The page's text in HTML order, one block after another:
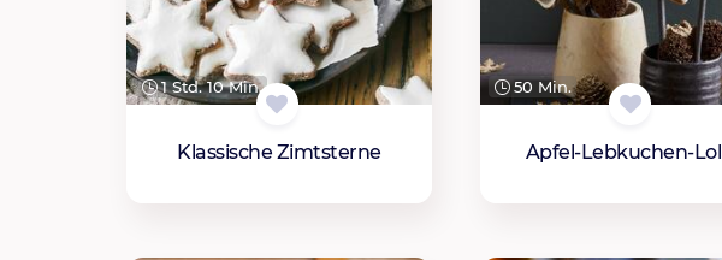
1 Std. 10 Min.
Klassische Zimtsterne
50 Min.
Apfel-Lebkuchen-